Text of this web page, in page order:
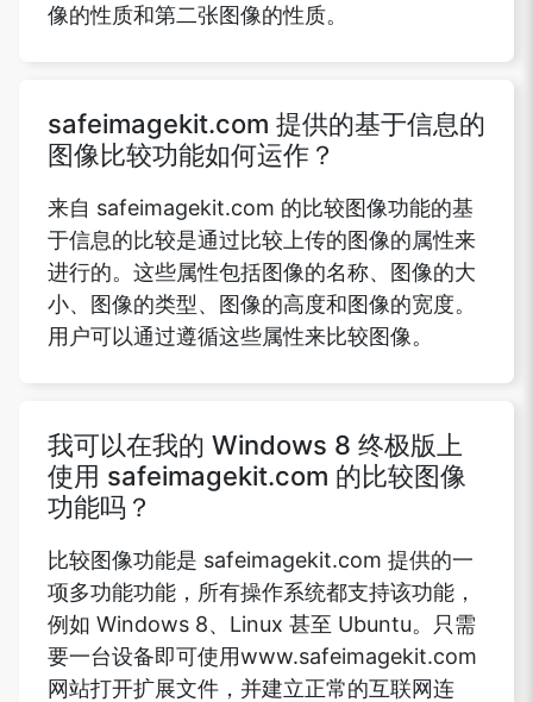
像的性质和第二张图像的性质。
safeimagekit.com 提供的基于信息的
图像比较功能如何运作？
来自 safeimagekit.com 的比较图像功能的基
于信息的比较是通过比较上传的图像的属性来
进行的。这些属性包括图像的名称、图像的大
小、图像的类型、图像的高度和图像的宽度。
用户可以通过遵循这些属性来比较图像。
我可以在我的 Windows 8 终极版上
使用 safeimagekit.com 的比较图像
功能吗？
比较图像功能是 safeimagekit.com 提供的一
项多功能功能，所有操作系统都支持该功能，
例如 Windows 8、Linux 甚至 Ubuntu。只需
要一台设备即可使用www.safeimagekit.com
网站打开扩展文件，并建立正常的互联网连